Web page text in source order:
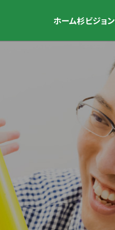
ホーム杉ビジョン